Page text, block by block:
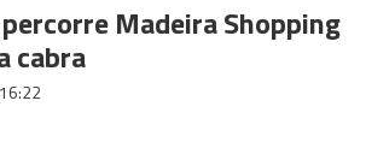
Madeira Shopping
cabra
16:22